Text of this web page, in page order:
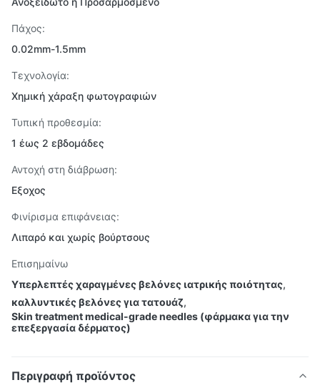
Πάχος:
0.02mm-1.5mm
Τεχνολογία:
Χημική χάραξη φωτογραφιών
Τυπική προθεσμία:
1 έως 2 εβδομάδες
Αντοχή στη διάβρωση:
Εξοχος
Φινίρισμα επιφάνειας:
Λιπαρό και χωρίς βούρτσους
Επισημαίνω
Υπερλεπτές χαραγμένες βελόνες ιατρικής ποιότητας,
καλλυντικές βελόνες για τατουάζ,
Skin treatment medical-grade needles (φάρμακα για την
επεξεργασία δέρματος)
Περιγραφή προϊόντος